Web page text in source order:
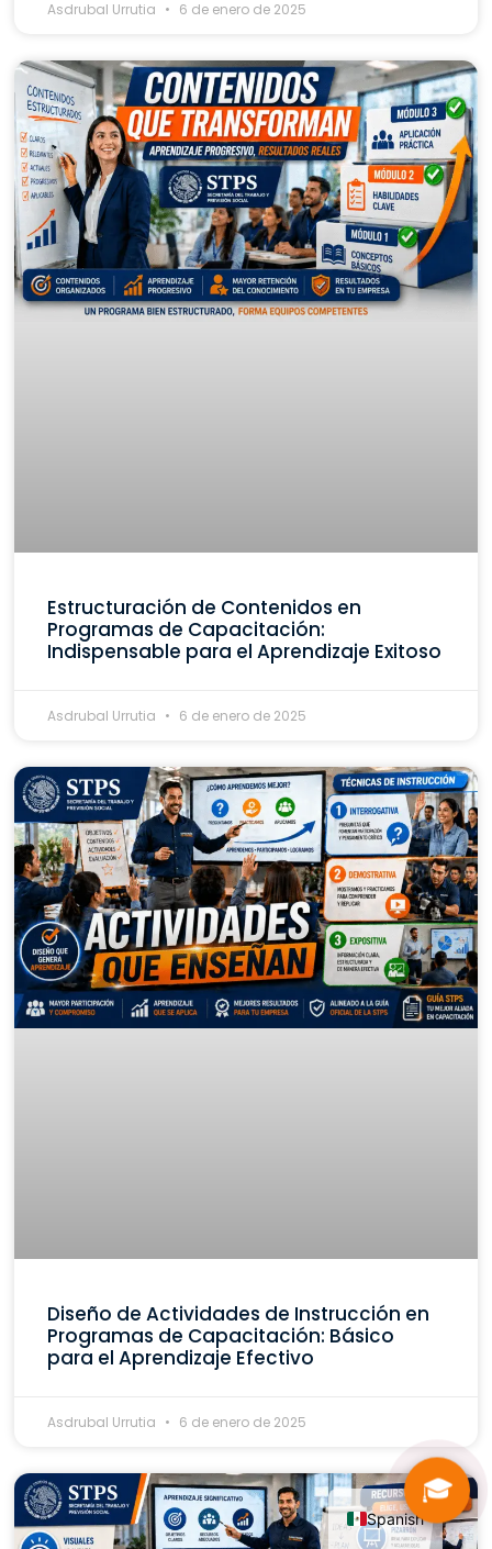
Asdrubal Urrutia 6 de enero de 2025
Estructuración de Contenidos en
Programas de Capacitación:
Indispensable para el Aprendizaje Exitoso
Asdrubal Urrutia 6 de enero de 2025
Diseño de Actividades de Instrucción en
Programas de Capacitación: Básico
para el Aprendizaje Efectivo
Asdrubal Urrutia 6 de enero de 2025
🎓
Spanish